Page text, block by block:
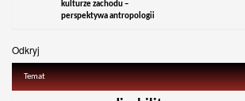
kulturze zachodu –
perspektywa antropologii
Odkryj
Temat